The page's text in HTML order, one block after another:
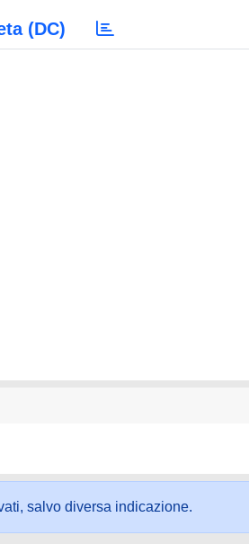
(DC)
salvo diversa indicazione.